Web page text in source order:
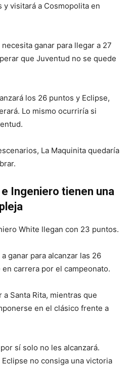
y visitará a Cosmopolita en
ganar para llegar a 27
que Juventud no se quede
los 26 puntos y Eclipse,
Lo mismo ocurriría si
La Maquinita quedaría
Ingeniero tienen una
White llegan con 23 puntos.
ganar para alcanzar las 26
carrera por el campeonato.
Santa Rita, mientras que
en el clásico frente a
sí solo no les alcanzará.
no consiga una victoria